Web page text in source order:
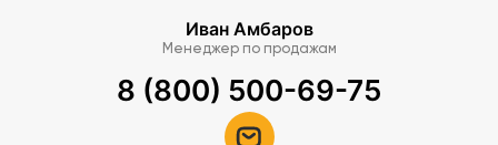
Иван Амбаров
Менеджер по продажам
8 (800) 500-69-75